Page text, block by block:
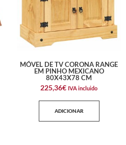
MÓVEL DE TV CORONA RANGE
EM PINHO MEXICANO
80X43X78 CM
225,36€ IVA incluido
ADICIONAR